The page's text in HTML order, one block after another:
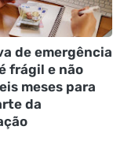
de emergência
frágil e não
meses para
da